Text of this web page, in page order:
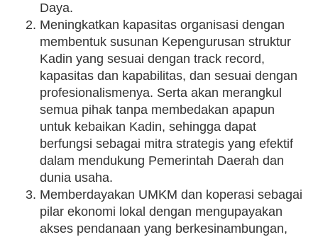
Daya.
Meningkatkan kapasitas organisasi dengan
membentuk susunan Kepengurusan struktur
Kadin yang sesuai dengan track record,
kapasitas dan kapabilitas, dan sesuai dengan
profesionalismenya. Serta akan merangkul
semua pihak tanpa membedakan apapun
untuk kebaikan Kadin, sehingga dapat
berfungsi sebagai mitra strategis yang efektif
dalam mendukung Pemerintah Daerah dan
dunia usaha.
Memberdayakan UMKM dan koperasi sebagai
pilar ekonomi lokal dengan mengupayakan
akses pendanaan yang berkesinambungan,